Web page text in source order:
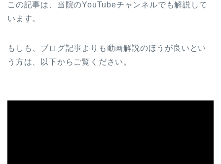
この記事は、当院のYouTubeチャンネルでも解説して
います。
もしも、ブログ記事よりも動画解説のほうが良いとい
う方は、以下からご覧ください。